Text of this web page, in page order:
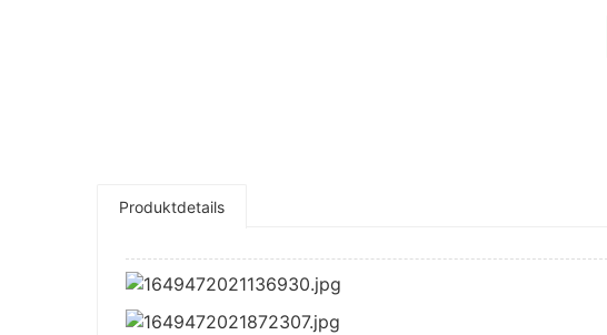
Produktdetails